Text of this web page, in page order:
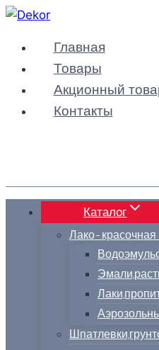
Перейти
содержимому
Главная
Товары
Акционный
Контакты
Каталог
Лако-красочная